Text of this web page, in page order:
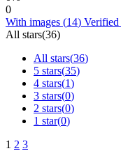
0
With images (14) Verified
All stars(36)
All stars(36)
5 stars(35)
4 stars(1)
3 stars(0)
2 stars(0)
1 star(0)
1 2 3